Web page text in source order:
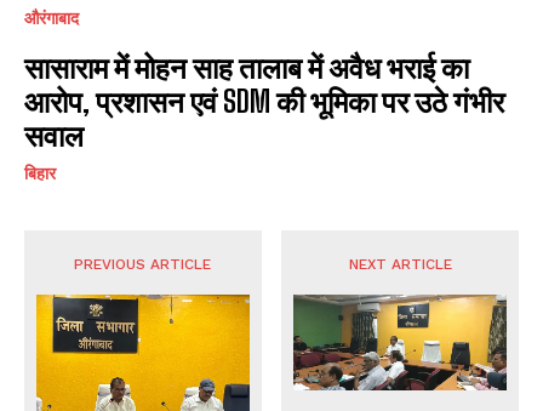
औरंगाबाद
सासाराम में मोहन साह तालाब में अवैध भराई का
आरोप, प्रशासन एवं SDM की भूमिका पर उठे गंभीर
सवाल
बिहार
PREVIOUS ARTICLE NEXT ARTICLE